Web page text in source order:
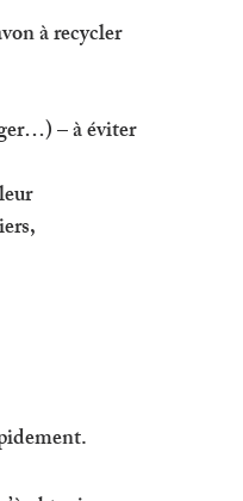
à recycler
– à éviter